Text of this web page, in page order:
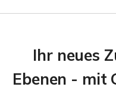
Ihr neues
Ebenen - mit